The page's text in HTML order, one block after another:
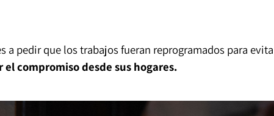
a pedir que los trabajos fueran reprogramados para
compromiso desde sus hogares.